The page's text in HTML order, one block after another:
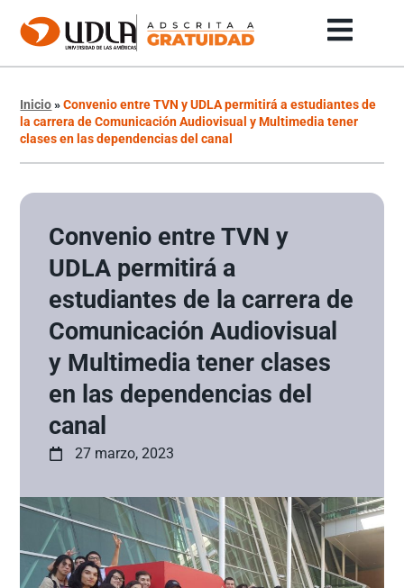
Inicio»Convenio entre TVN y UDLA permitirá a estudiantes de
la carrera de Comunicación Audiovisual y Multimedia tener
clases en las dependencias del canal
Convenio entre TVN y
UDLA permitirá a
estudiantes de la carrera de
Comunicación Audiovisual
y Multimedia tener clases
en las dependencias del
canal
27 marzo, 2023